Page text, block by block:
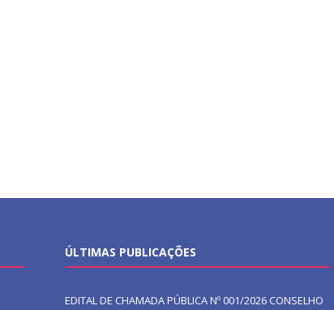
ÚLTIMAS PUBLICAÇÕES
EDITAL DE CHAMADA PÚBLICA Nº 001/2026 CONSELHO